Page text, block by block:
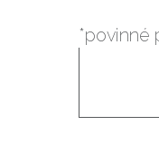
*povinné